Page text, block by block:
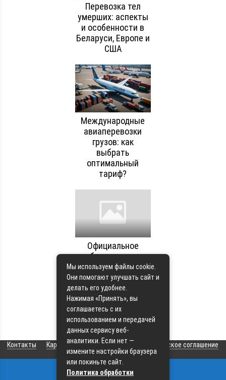
Перевозка тел
умерших: аспекты
и особенности в
Беларуси, Европе и
США
Международные
авиаперевозки
грузов: как
выбрать
оптимальный
тариф?
Официальное
обслуживание
автомобилей
OMODA: что нужно
знать владельцам
для долговечной
эксплуатации
Контакты Карта сайта О сайте Пользовательское соглашение
© 2026 Все права защищены
Мы используем файлы cookie.
Они помогают улучшать сайт и
делать его удобнее.
Нажимая «Принять», вы
соглашаетесь с их
использованием и передачей
данных сервису веб-
аналитики. Если нет —
измените настройки браузера
или покиньте сайт.
Политика обработки